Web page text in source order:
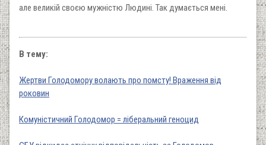
але великій своєю мужністю Людині. Так думається мені.
В тему:
Жертви Голодомору волають про помсту! Враження від
роковин
Комуністичний Голодомор = ліберальний геноцид